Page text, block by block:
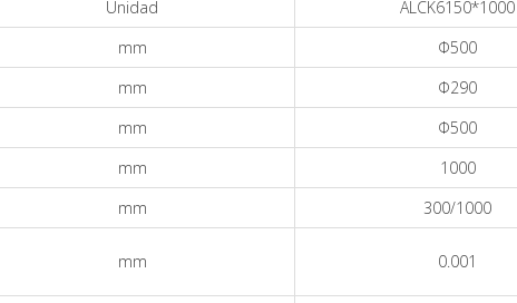
Unidad
ALCK6150*1000
mm
Φ500
mm
Φ290
mm
Φ500
mm
1000
mm
300/1000
mm 0.001